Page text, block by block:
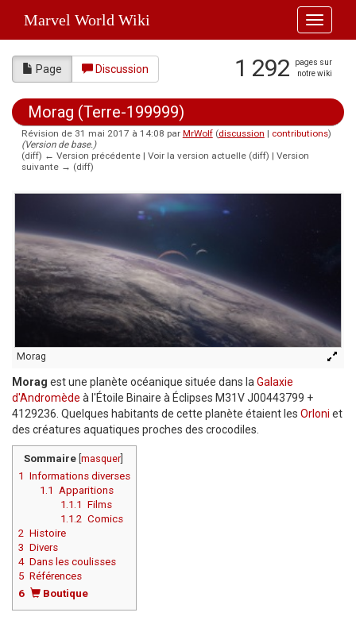
Toggle
Marvel World Wiki
Page Discussion 1 292
pages sur
notre wiki
Morag (Terre-199999)
Révision de 31 mai 2017 à 14:08 par MrWolf (discussion | contributions)
(Version de base.)
(diff) ← Version précédente | Voir la version actuelle (diff) | Version
suivante → (diff)
Morag
Morag est une planète océanique située dans la Galaxie
d'Andromède à l'Étoile Binaire à Éclipses M31V J00443799 +
4129236. Quelques habitants de cette planète étaient les Orloni et
des créatures aquatiques proches des crocodiles.
Sommaire[ masquer]
1 Informations diverses
1.1 Apparitions
1.1.1
Films
1.1.2 Comics
2 Histoire
3 Divers
4 Dans les coulisses
5 Références
6
Boutique